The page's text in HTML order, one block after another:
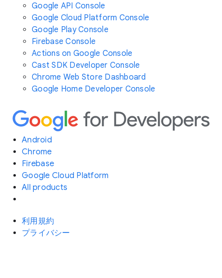
Google API Console
Google Cloud Platform Console
Google Play Console
Firebase Console
Actions on Google Console
Cast SDK Developer Console
Chrome Web Store Dashboard
Google Home Developer Console
Android
Chrome
Firebase
Google Cloud Platform
All products
利用規約
プライバシー